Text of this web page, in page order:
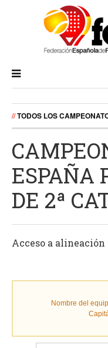
//TODOS LOS
ESPAÑA
DE 2ª
Acceso a
Nombre del